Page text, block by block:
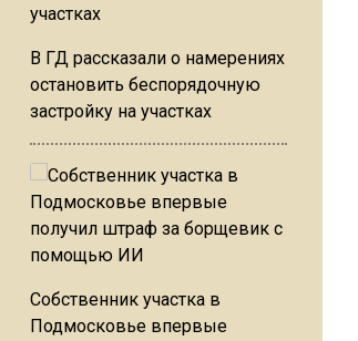
В ГД рассказали о намерениях
остановить беспорядочную
застройку на участках
Собственник участка в
Подмосковье впервые